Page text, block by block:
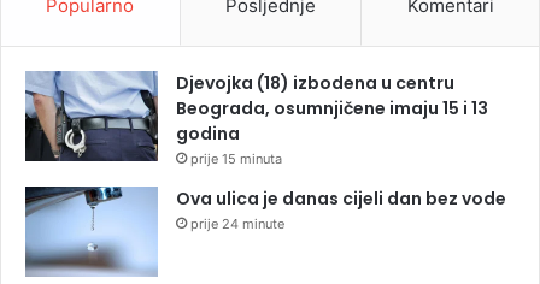
Popularno Posljednje Komentari
Djevojka (18) izbodena u centru
Beograda, osumnjičene imaju 15 i 13
godina
prije 15 minuta
Ova ulica je danas cijeli dan bez vode
prije 24 minute